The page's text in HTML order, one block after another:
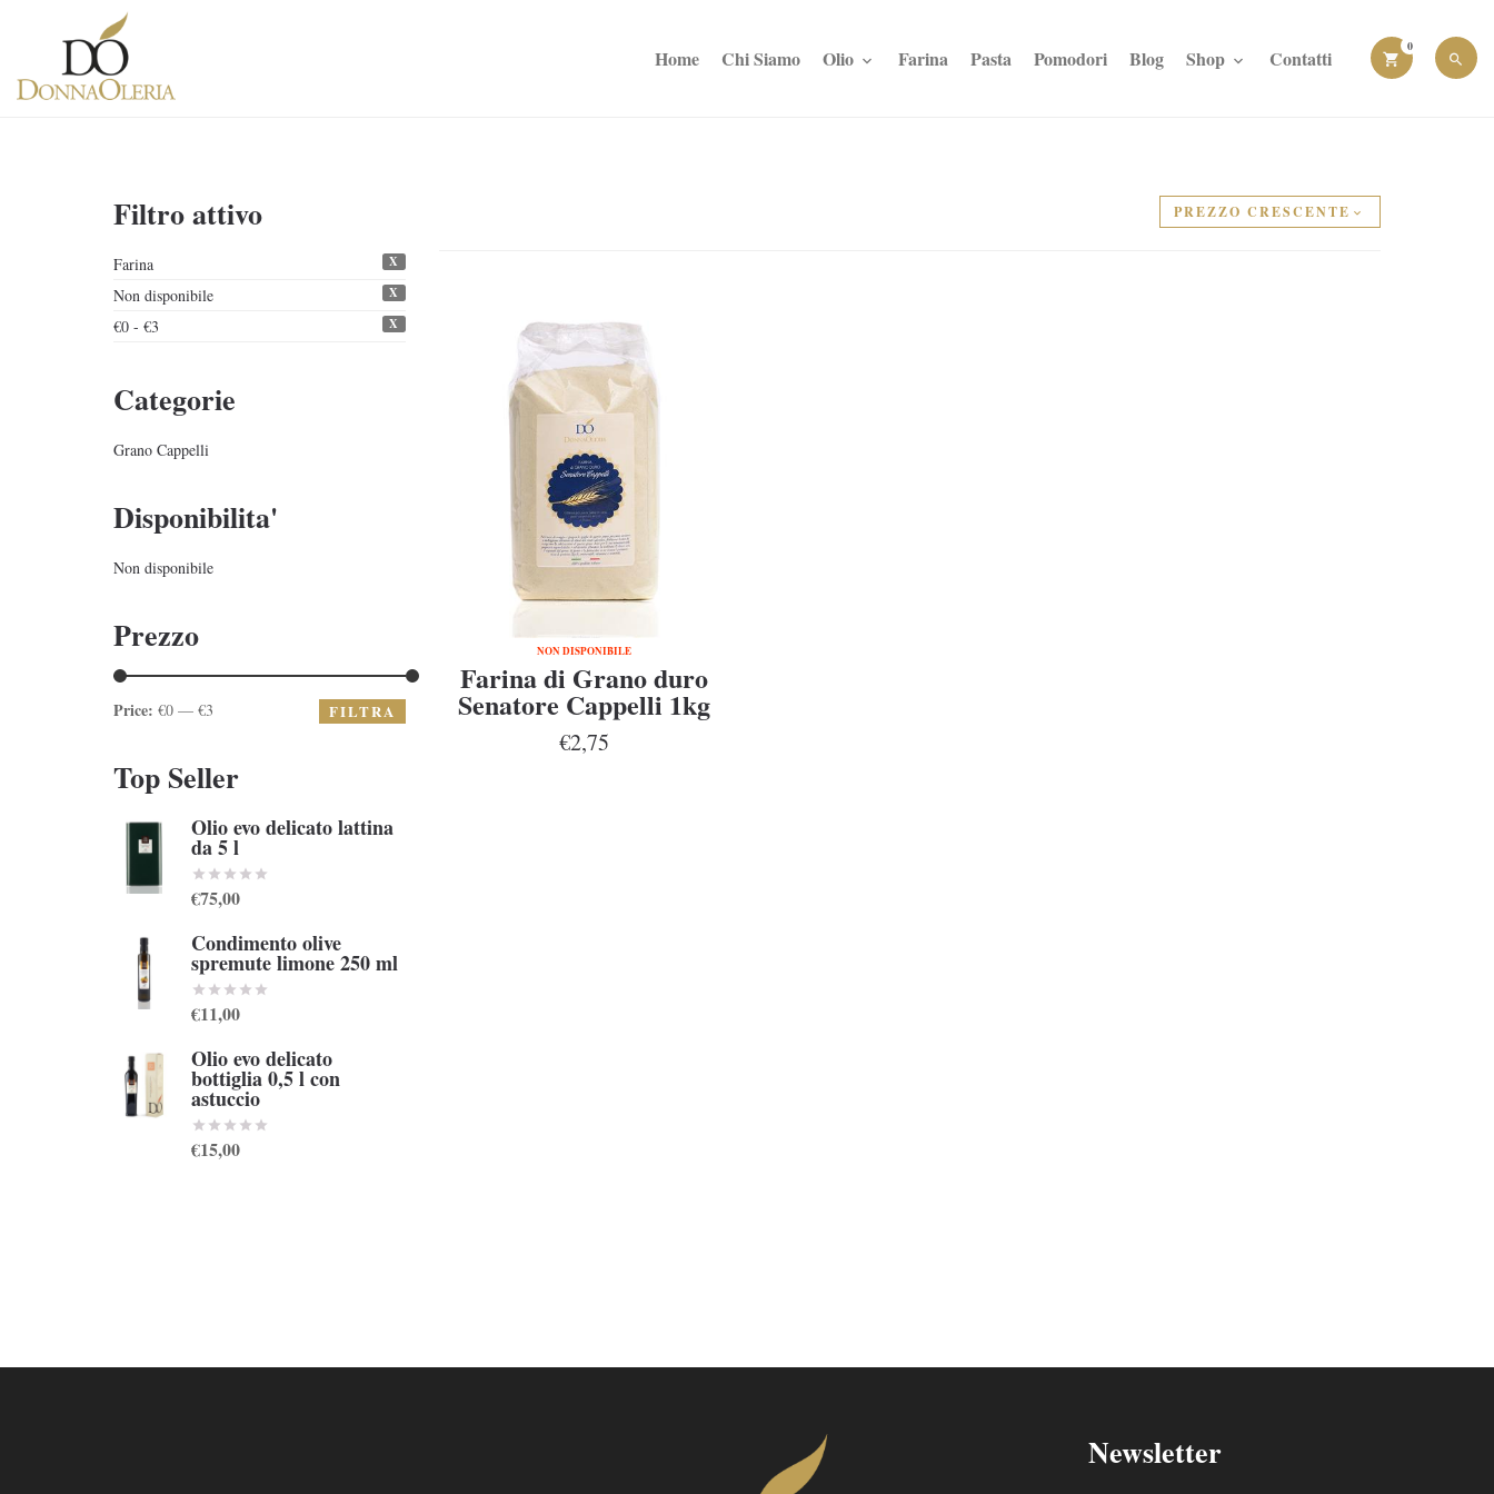
0
Home Chi Siamo Olio Farina Pasta Pomodori Blog Shop Contatti
Filtro attivo
Farina X
Non disponibile X
€0 - €3 X
Categorie
Grano Cappelli
Disponibilita'
Non disponibile
Prezzo
Price: €0 — €3 FILTRA
Top Seller
Olio evo delicato lattina
da 5 l
€75,00
Condimento olive
spremute limone 250 ml
€11,00
Olio evo delicato
bottiglia 0,5 l con
astuccio
€15,00
PREZZO CRESCENTE
NON DISPONIBILE
Farina di Grano duro
Senatore Cappelli 1kg
€2,75
Newsletter